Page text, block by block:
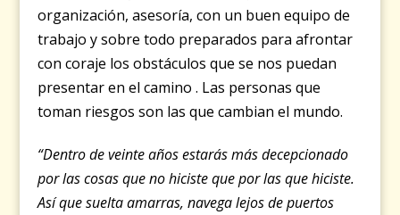
organización, asesoría, con un buen equipo de
trabajo y sobre todo preparados para afrontar
con coraje los obstáculos que se nos puedan
presentar en el camino . Las personas que
toman riesgos son las que cambian el mundo.
“Dentro de veinte años estarás más decepcionado
por las cosas que no hiciste que por las que hiciste.
Así que suelta amarras, navega lejos de puertos